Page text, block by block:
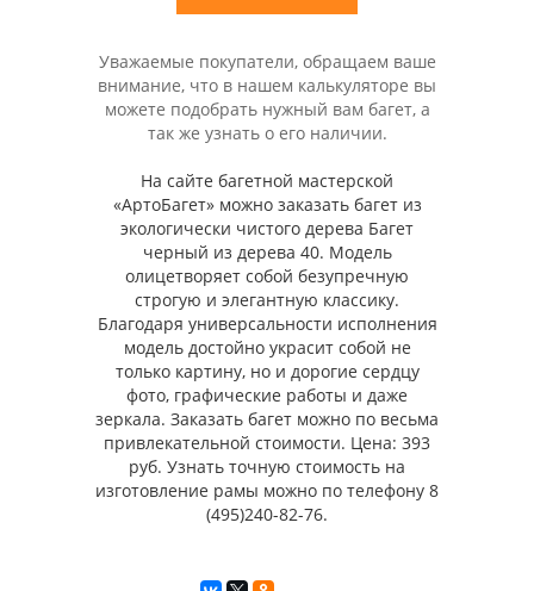
Уважаемые покупатели, обращаем ваше
внимание, что в нашем калькуляторе вы
можете подобрать нужный вам багет, а
так же узнать о его наличии.
На сайте багетной мастерской
«АртоБагет» можно заказать багет из
экологически чистого дерева Багет
черный из дерева 40. Модель
олицетворяет собой безупречную
строгую и элегантную классику.
Благодаря универсальности исполнения
модель достойно украсит собой не
только картину, но и дорогие сердцу
фото, графические работы и даже
зеркала. Заказать багет можно по весьма
привлекательной стоимости. Цена: 393
руб. Узнать точную стоимость на
изготовление рамы можно по телефону 8
(495)240-82-76.